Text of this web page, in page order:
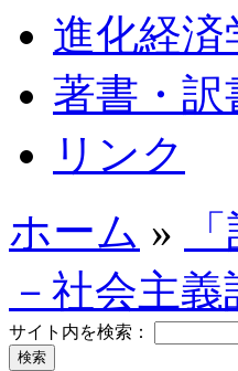
進化経済
著書・訳
リンク
ホーム »
－社会主
サイト内を検索：